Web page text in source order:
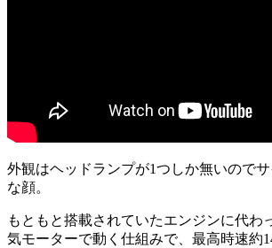
外観はヘッドランプが1つしか無いので
な顔。
もともと搭載されていたエンジンに代わ
気モーターで動く仕組みで、最高時速約